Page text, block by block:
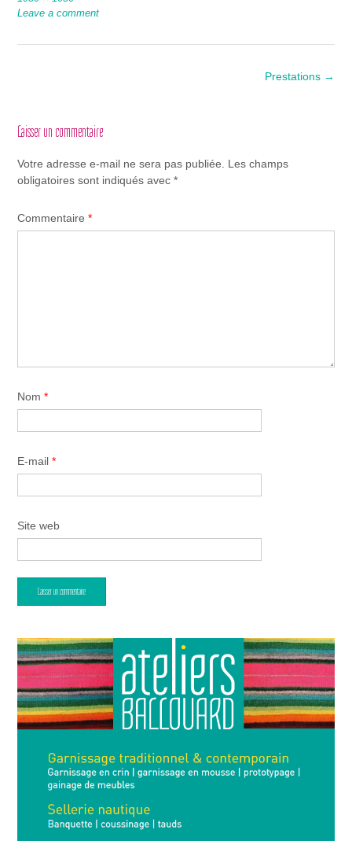
size
Leave a comment
Prestations →
Laisser un commentaire
Votre adresse e-mail ne sera pas publiée.
Les champs
obligatoires sont indiqués avec *
Commentaire *
Nom *
E-mail *
Site web